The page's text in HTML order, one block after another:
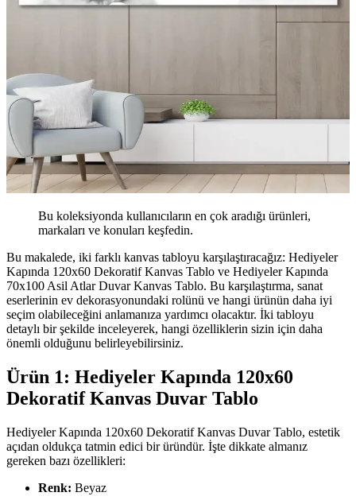
Bu koleksiyonda kullanıcıların en çok aradığı ürünleri,
markaları ve konuları keşfedin.
Bu makalede, iki farklı kanvas tabloyu karşılaştıracağız: Hediyeler
Kapında 120x60 Dekoratif Kanvas Tablo ve Hediyeler Kapında
70x100 Asil Atlar Duvar Kanvas Tablo. Bu karşılaştırma, sanat
eserlerinin ev dekorasyonundaki rolünü ve hangi ürünün daha iyi
seçim olabileceğini anlamanıza yardımcı olacaktır. İki tabloyu
detaylı bir şekilde inceleyerek, hangi özelliklerin sizin için daha
önemli olduğunu belirleyebilirsiniz.
Ürün 1: Hediyeler Kapında 120x60
Dekoratif Kanvas Duvar Tablo
Hediyeler Kapında 120x60 Dekoratif Kanvas Duvar Tablo, estetik
açıdan oldukça tatmin edici bir üründür. İşte dikkate almanız
gereken bazı özellikleri:
Renk: Beyaz